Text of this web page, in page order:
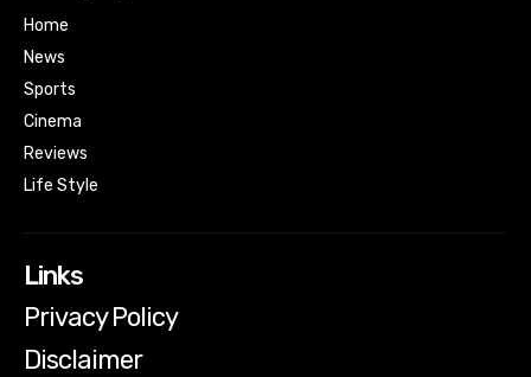
Home
News
Sports
Cinema
Reviews
Life Style
Links
Privacy Policy
Disclaimer